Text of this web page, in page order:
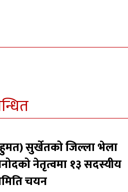
सुर्खेतको जिल्ला भेला
नेतृत्वमा १३ सदस्यीय
चयन